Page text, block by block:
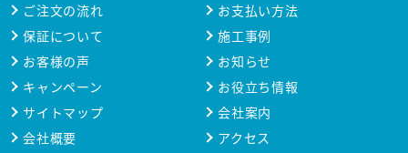
ご注文の流れ
お支払い方法
保証について
施工事例
お客様の声
お知らせ
キャンペーン
お役立ち情報
サイトマップ
会社案内
会社概要
アクセス